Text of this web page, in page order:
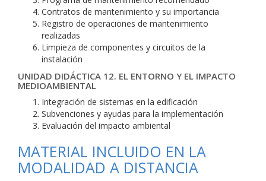
Contratos de mantenimiento y su importancia
Registro de operaciones de mantenimiento
realizadas
Limpieza de componentes y circuitos de la
instalación
UNIDAD DIDÁCTICA 12. EL ENTORNO Y EL IMPACTO
MEDIOAMBIENTAL
Integración de sistemas en la edificación
Subvenciones y ayudas para la implementación
Evaluación del impacto ambiental
MATERIAL INCLUIDO EN LA
MODALIDAD A DISTANCIA